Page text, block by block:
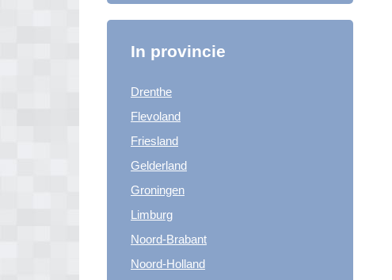
In provincie
Drenthe
Flevoland
Friesland
Gelderland
Groningen
Limburg
Noord-Brabant
Noord-Holland